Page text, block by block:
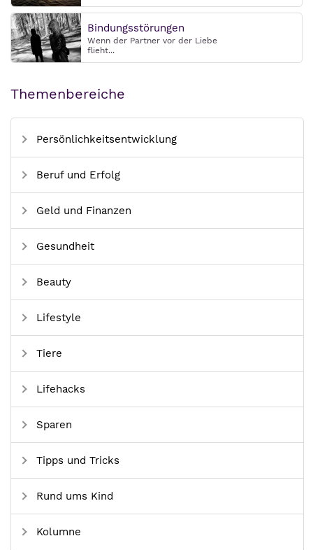
Bindungsstörungen
Wenn der Partner vor der Liebe
flieht...
Themenbereiche
Persönlichkeitsentwicklung
Beruf und Erfolg
Geld und Finanzen
Gesundheit
Beauty
Lifestyle
Tiere
Lifehacks
Sparen
Tipps und Tricks
Rund ums Kind
Kolumne